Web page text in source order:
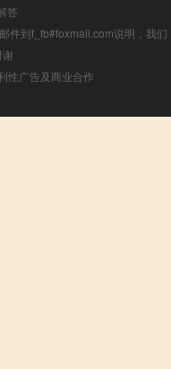
答
件到f_fb#foxmail.com说明，我们
性广告及商业合作